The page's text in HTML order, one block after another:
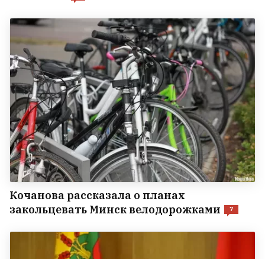
Кочанова рассказала о планах
закольцевать Минск велодорожками
7